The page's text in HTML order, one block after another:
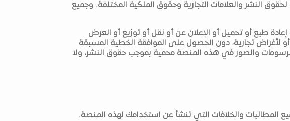
النشر والعلامات التجارية وحقوق الملكية المختلفة. وجميع
طبع أو تحميل أو الإعلان عن أو نقل أو توزيع أو العرض
لأغراض تجارية، دون الحصول على الموافقة الخطية المسبقة
الرسومات والصور في هذه المنصة محمية بموجب حقوق النشر، ولا
المطالبات والخلافات التي تنشأ عن استخدامك لهذه المنصة.